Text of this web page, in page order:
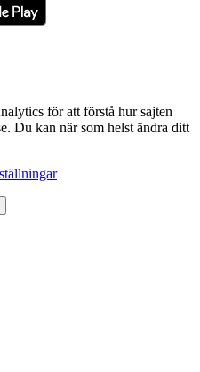
för att förstå hur sajten
Du kan när som helst ändra ditt